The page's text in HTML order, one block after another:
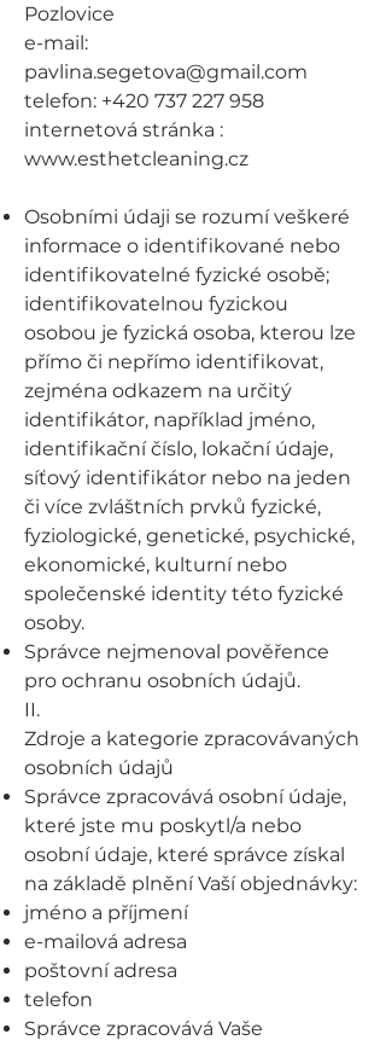
Pozlovice
e-mail:
pavlina.segetova@gmail.com
telefon: +420 737 227 958
internetová stránka :
www.esthetcleaning.cz
Osobními údaji se rozumí veškeré
informace o identifikované nebo
identifikovatelné fyzické osobě;
identifikovatelnou fyzickou
osobou je fyzická osoba, kterou lze
přímo či nepřímo identifikovat,
zejména odkazem na určitý
identifikátor, například jméno,
identifikační číslo, lokační údaje,
síťový identifikátor nebo na jeden
či více zvláštních prvků fyzické,
fyziologické, genetické, psychické,
ekonomické, kulturní nebo
společenské identity této fyzické
osoby.
Správce nejmenoval pověřence
pro ochranu osobních údajů.
II.
Zdroje a kategorie zpracovávaných
osobních údajů
Správce zpracovává osobní údaje,
které jste mu poskytl/a nebo
osobní údaje, které správce získal
na základě plnění Vaší objednávky:
jméno a příjmení
e-mailová adresa
poštovní adresa
telefon
Správce zpracovává Vaše